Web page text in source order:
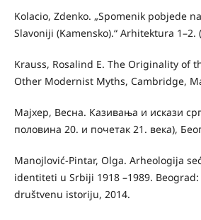
Kolacio, Zdenko. „Spomenik pobjede
Slavoniji (Kamensko).“ Arhitektura 1–2.
Krauss, Rosalind E. The Originality of
Other Modernist Myths, Cambridge,
Мајхер, Весна. Казивања и искази
половина 20. и почетак 21. века),
Manojlović-Pintar, Olga. Arheologija
identiteti u Srbiji 1918 –1989.
društvenu istoriju, 2014.